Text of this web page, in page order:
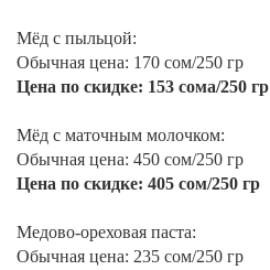
Мёд с пыльцой:
Обычная цена: 170 сом/250 гр
Цена по скидке: 153 сома/250 гр
Мёд с маточным молочком:
Обычная цена: 450 сом/250 гр
Цена по скидке: 405 сом/250 гр
Медово-ореховая паста:
Обычная цена: 235 сом/250 гр